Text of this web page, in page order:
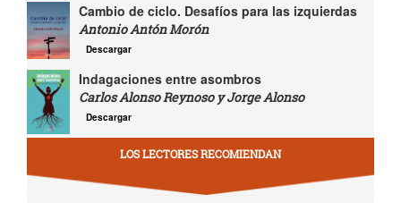
Cambio de ciclo. Desafíos para las izquierdas
Antonio Antón Morón
Descargar
Indagaciones entre asombros
Carlos Alonso Reynoso y Jorge Alonso
Descargar
LOS LECTORES RECOMIENDAN